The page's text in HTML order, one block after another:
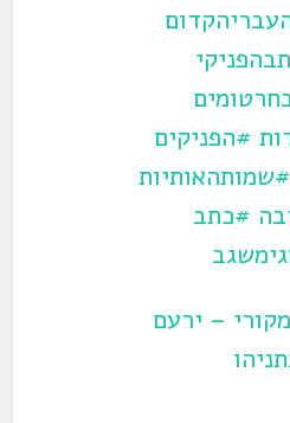
#הפניקים
#שמותהאותיות
#כתב
– ירעם